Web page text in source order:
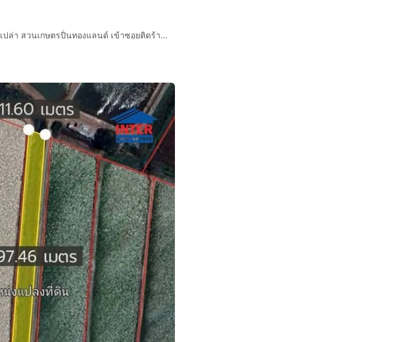
ที่ดินเปล่า 200 ตร.ว. ที่ดินเปล่า สวนเกษตรปิ่นทองแลนด์ เข้าซอยติดร้านซดครก Loft บางเลน นครปฐม